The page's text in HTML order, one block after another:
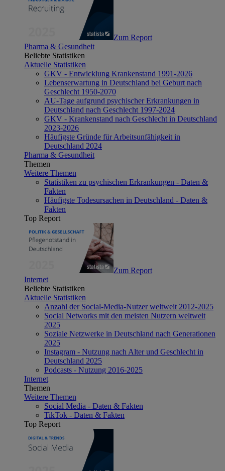
Zum Report
Pharma & Gesundheit
Beliebte Statistiken
Aktuelle Statistiken
GKV - Entwicklung Krankenstand 1991-2026
Lebenserwartung in Deutschland bei Geburt nach
Geschlecht 1950-2070
AU-Tage aufgrund psychischer Erkrankungen in
Deutschland nach Geschlecht 1997-2024
GKV - Krankenstand nach Geschlecht in Deutschland
2023-2026
Häufigste Gründe für Arbeitsunfähigkeit in
Deutschland 2024
Pharma & Gesundheit
Themen
Weitere Themen
Statistiken zu psychischen Erkrankungen - Daten &
Fakten
Häufigste Todesursachen in Deutschland - Daten &
Fakten
Top Report
Zum Report
Internet
Beliebte Statistiken
Aktuelle Statistiken
Anzahl der Social-Media-Nutzer weltweit 2012-2025
Social Networks mit den meisten Nutzern weltweit
2025
Soziale Netzwerke in Deutschland nach Generationen
2025
Instagram - Nutzung nach Alter und Geschlecht in
Deutschland 2025
Podcasts - Nutzung 2016-2025
Internet
Themen
Weitere Themen
Social Media - Daten & Fakten
TikTok - Daten & Fakten
Top Report